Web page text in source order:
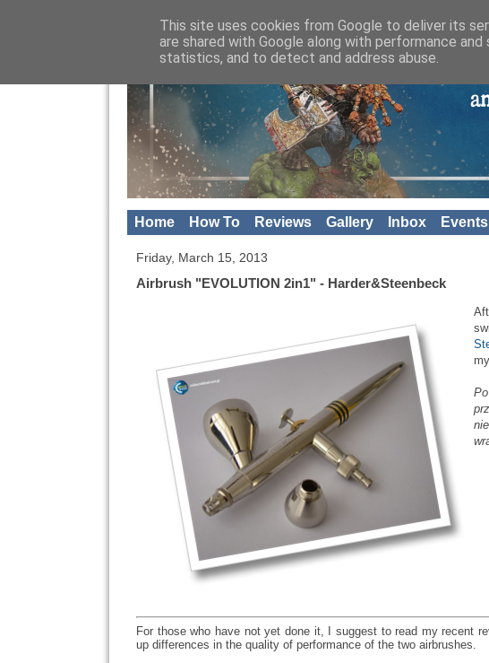
Home How To Reviews Gallery Inbox Events
Friday, March 15, 2013
Airbrush "EVOLUTION 2in1" - Harder&Steenbeck
For those who have not yet done it, I suggest to read my recent
up differences in the quality of performance of the two airbrushes.
This site uses cookies from Google to deliver its
are shared with Google along with performance
statistics, and to detect and address abuse.